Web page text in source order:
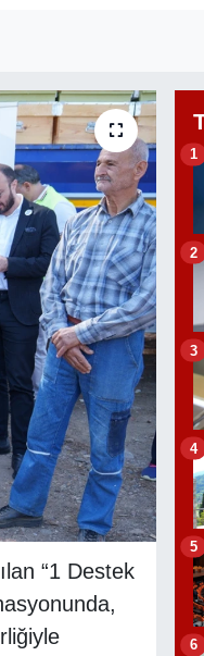
“1 Destek
1
2
3
4
5
6